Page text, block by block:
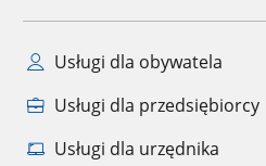
Usługi dla obywatela
Usługi dla przedsiębiorcy
Usługi dla urzędnika